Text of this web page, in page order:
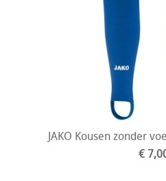
JAKO Kousen zonder
€